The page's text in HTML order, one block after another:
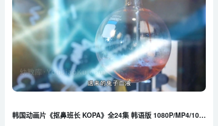
韩国动画片《抠鼻班长 KOPA》全24集 韩语版 1080P/MP4/10.8G 百度云网盘下载